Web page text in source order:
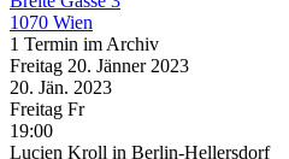
1070 Wien
1 Termin im Archiv
Freitag 20. Jänner 2023
20. Jän. 2023
Freitag Fr
19:00
Lucien Kroll in Berlin-Hellersdorf